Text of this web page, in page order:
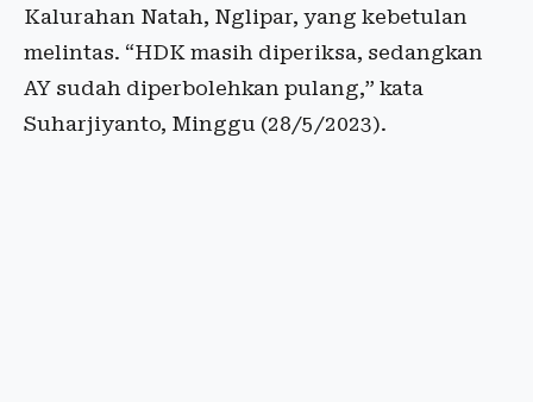
Kalurahan Natah, Nglipar, yang kebetulan
melintas. “HDK masih diperiksa, sedangkan
AY sudah diperbolehkan pulang,” kata
Suharjiyanto, Minggu (28/5/2023).